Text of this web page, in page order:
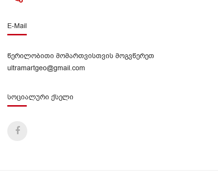
E-Mail
წერილობითი მომართვისთვის მოგვწერეთ
ultramartgeo@gmail.com
სოციალური ქსელი